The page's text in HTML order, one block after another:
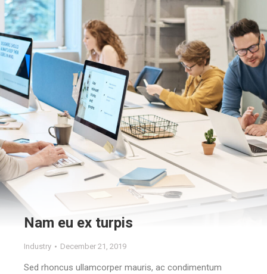
Nam eu ex turpis
Industry December 21, 2019
Sed rhoncus ullamcorper mauris, ac condimentum